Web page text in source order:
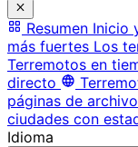
Resumen Inicio
más fuertes Los
Terremotos en
directo
páginas de archivo
ciudades con
Idioma